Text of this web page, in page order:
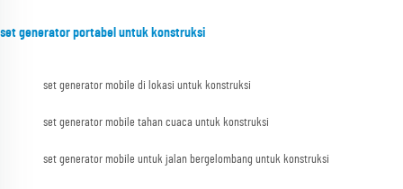
set generator portabel untuk konstruksi
set generator mobile di lokasi untuk konstruksi
set generator mobile tahan cuaca untuk konstruksi
set generator mobile untuk jalan bergelombang untuk konstruksi